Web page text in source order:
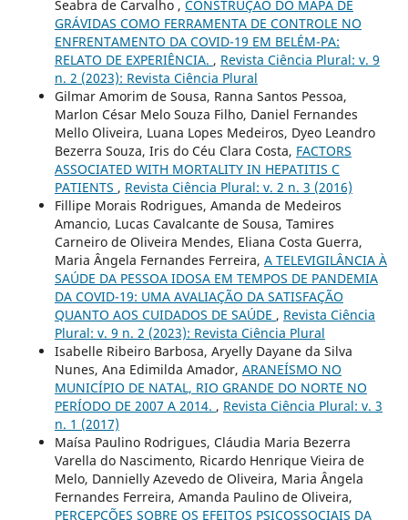
Seabra de Carvalho , CONSTRUÇÃO DO MAPA DE
GRÁVIDAS COMO FERRAMENTA DE CONTROLE NO
ENFRENTAMENTO DA COVID-19 EM BELÉM-PA:
RELATO DE EXPERIÊNCIA. , Revista Ciência Plural: v. 9
n. 2 (2023): Revista Ciência Plural
Gilmar Amorim de Sousa, Ranna Santos Pessoa,
Marlon César Melo Souza Filho, Daniel Fernandes
Mello Oliveira, Luana Lopes Medeiros, Dyeo Leandro
Bezerra Souza, Iris do Céu Clara Costa, FACTORS
ASSOCIATED WITH MORTALITY IN HEPATITIS C
PATIENTS , Revista Ciência Plural: v. 2 n. 3 (2016)
Fillipe Morais Rodrigues, Amanda de Medeiros
Amancio, Lucas Cavalcante de Sousa, Tamires
Carneiro de Oliveira Mendes, Eliana Costa Guerra,
Maria Ângela Fernandes Ferreira, A TELEVIGILÂNCIA À
SAÚDE DA PESSOA IDOSA EM TEMPOS DE PANDEMIA
DA COVID-19: UMA AVALIAÇÃO DA SATISFAÇÃO
QUANTO AOS CUIDADOS DE SAÚDE , Revista Ciência
Plural: v. 9 n. 2 (2023): Revista Ciência Plural
Isabelle Ribeiro Barbosa, Aryelly Dayane da Silva
Nunes, Ana Edimilda Amador, ARANEÍSMO NO
MUNICÍPIO DE NATAL, RIO GRANDE DO NORTE NO
PERÍODO DE 2007 A 2014. , Revista Ciência Plural: v. 3
n. 1 (2017)
Maísa Paulino Rodrigues, Cláudia Maria Bezerra
Varella do Nascimento, Ricardo Henrique Vieira de
Melo, Dannielly Azevedo de Oliveira, Maria Ângela
Fernandes Ferreira, Amanda Paulino de Oliveira,
PERCEPÇÕES SOBRE OS EFEITOS PSICOSSOCIAIS DA